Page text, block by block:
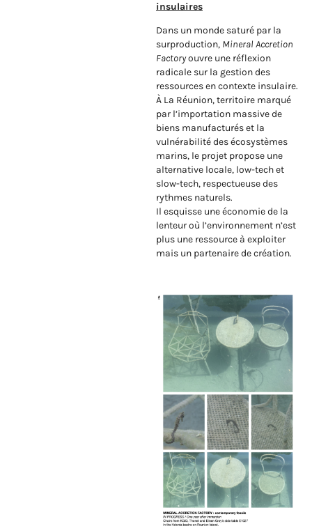
insulaires
Dans un monde saturé par la
surproduction, Mineral Accretion
Factoryouvre une réflexion
radicale sur la gestion des
ressources en contexte insulaire.
À La Réunion, territoire marqué
par l’importation massive de
biens manufacturés et la
vulnérabilité des écosystèmes
marins, le projet propose une
alternative locale, low-tech et
slow-tech, respectueuse des
rythmes naturels.
Il esquisse une économie de la
lenteur où l’environnement n’est
plus une ressource à exploiter
mais un partenaire de création.